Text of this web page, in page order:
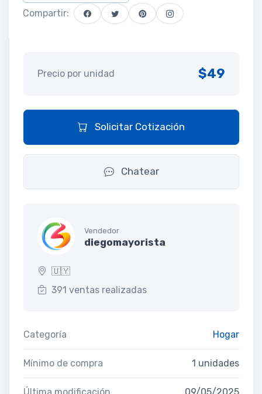
Compartir:
Precio por unidad $49
Solicitar Cotización
Chatear
Vendedor
diegomayorista
🇺🇾
391 ventas realizadas
Categoría Hogar
Mínimo de compra 1 unidades